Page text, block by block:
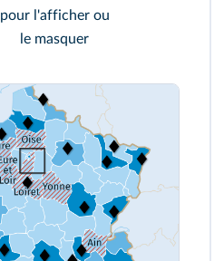
pour l'afficher ou
le masquer